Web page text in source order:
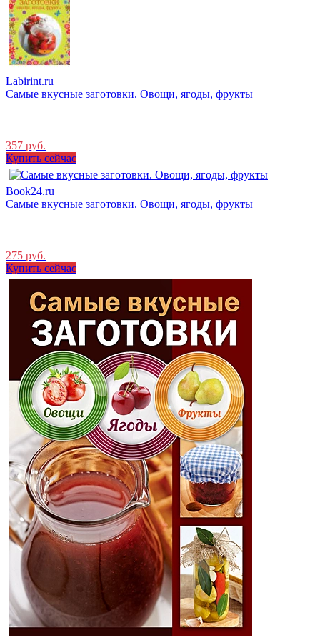
Labirint.ru
Самые вкусные заготовки. Овощи, ягоды, фрукты
357 руб.
Купить сейчас
Book24.ru
Самые вкусные заготовки. Овощи, ягоды, фрукты
275 руб.
Купить сейчас